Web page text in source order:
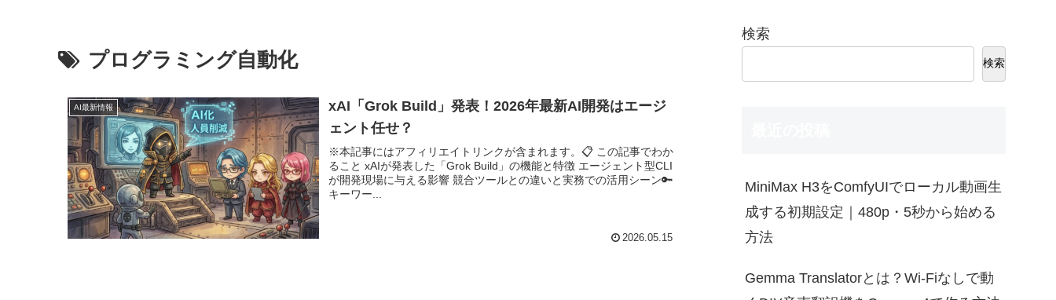
プログラミング自動化
AI最新情報
xAI「Grok Build」発表！2026年最新AI開発はエージ
ェント任せ？
※本記事にはアフィリエイトリンクが含まれます。📋 この記事でわか
ること xAIが発表した「Grok Build」の機能と特徴 エージェント型CLI
が開発現場に与える影響 競合ツールとの違いと実務での活用シーン🔑
キーワー...
2026.05.15
検索
検索
MiniMax H3をComfyUIでローカル動画生
成する初期設定｜480p・5秒から始める
方法
Gemma Translatorとは？Wi-Fiなしで動